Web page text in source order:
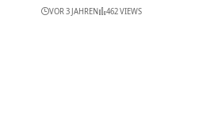
VOR 3 JAHREN 462 VIEWS